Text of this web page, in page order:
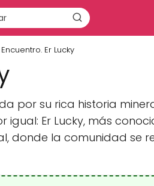
Er Lucky
por su rica historia
Er Lucky, más
donde la comunidad se